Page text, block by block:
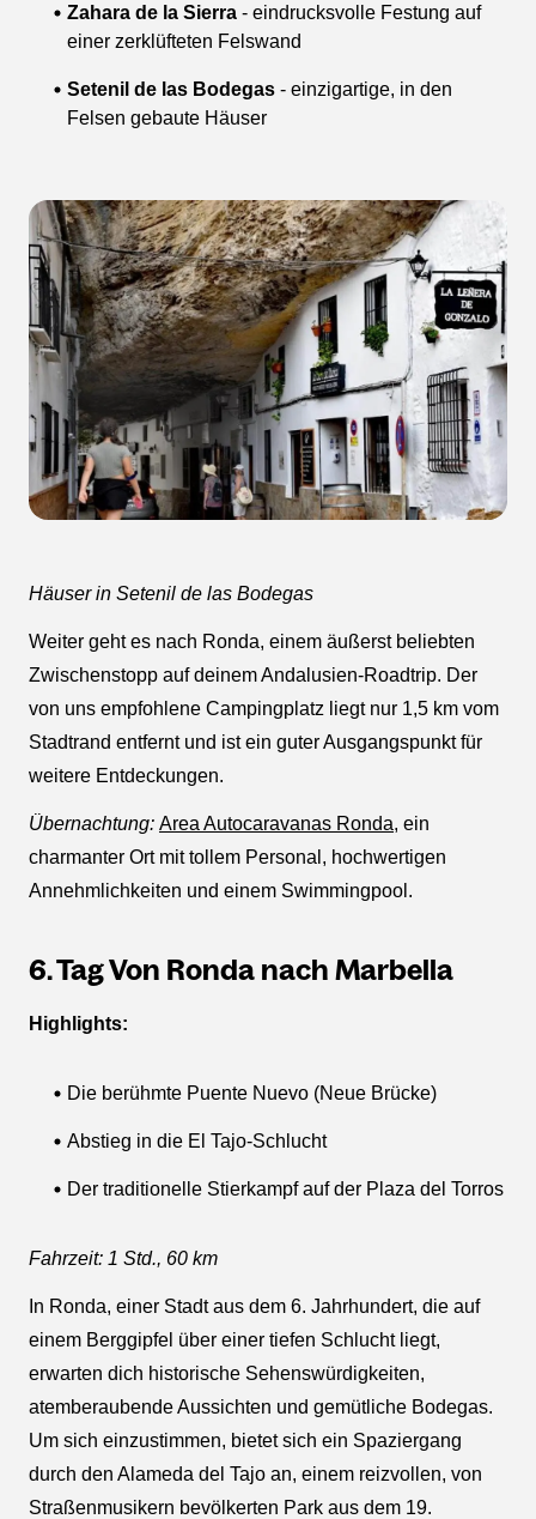
Zahara de la Sierra - eindrucksvolle Festung auf
einer zerklüfteten Felswand
Setenil de las Bodegas - einzigartige, in den
Felsen gebaute Häuser
Häuser in Setenil de las Bodegas
Weiter geht es nach Ronda, einem äußerst beliebten
Zwischenstopp auf deinem Andalusien-Roadtrip. Der
von uns empfohlene Campingplatz liegt nur 1,5 km vom
Stadtrand entfernt und ist ein guter Ausgangspunkt für
weitere Entdeckungen.
Übernachtung: Area Autocaravanas Ronda, ein
charmanter Ort mit tollem Personal, hochwertigen
Annehmlichkeiten und einem Swimmingpool.
6. Tag Von Ronda nach Marbella
Highlights:
Die berühmte Puente Nuevo (Neue Brücke)
Abstieg in die El Tajo-Schlucht
Der traditionelle Stierkampf auf der Plaza del Torros
Fahrzeit: 1 Std., 60 km
In Ronda, einer Stadt aus dem 6. Jahrhundert, die auf
einem Berggipfel über einer tiefen Schlucht liegt,
erwarten dich historische Sehenswürdigkeiten,
atemberaubende Aussichten und gemütliche Bodegas.
Um sich einzustimmen, bietet sich ein Spaziergang
durch den Alameda del Tajo an, einem reizvollen, von
Straßenmusikern bevölkerten Park aus dem 19.